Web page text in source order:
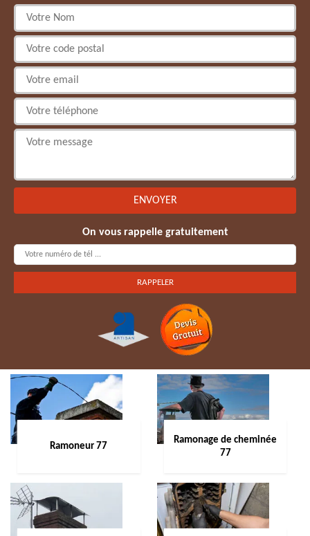
On vous rappelle gratuitement
Ramoneur 77
Ramonage de cheminée
77